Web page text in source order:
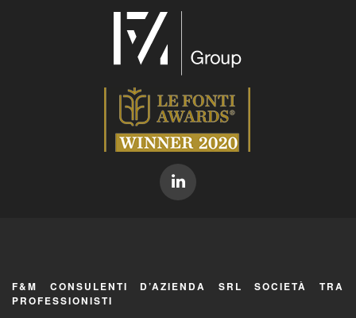
F&M CONSULENTI D’AZIENDA SRL SOCIETÀ TRA
PROFESSIONISTI